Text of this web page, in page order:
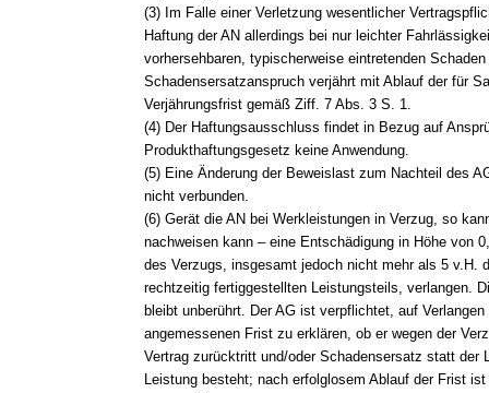
(3) Im Falle einer Verletzung wesentlicher
Haftung der AN allerdings bei nur leichter
vorhersehbaren, typischerweise eintretenden
Schadensersatzanspruch verjährt mit Ablauf der für
Verjährungsfrist gemäß Ziff. 7 Abs. 3 S. 1.
(4) Der Haftungsausschluss findet in Bezug auf
Produkthaftungsgesetz keine Anwendung.
(5) Eine Änderung der Beweislast zum Nachteil des
nicht verbunden.
(6) Gerät die AN bei Werkleistungen in Verzug, so
nachweisen kann – eine Entschädigung in Höhe von
des Verzugs, insgesamt jedoch nicht mehr als 5 v.H.
rechtzeitig fertiggestellten Leistungsteils, verlangen.
bleibt unberührt. Der AG ist verpflichtet, auf
angemessenen Frist zu erklären, ob er wegen der
Vertrag zurücktritt und/oder Schadensersatz statt der
Leistung besteht; nach erfolglosem Ablauf der Frist